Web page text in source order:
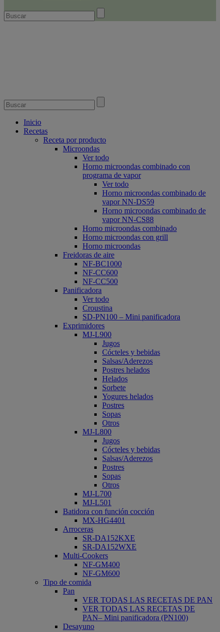
Inicio
Recetas
Receta por producto
Microondas
Ver todo
Horno microondas combinado con
programa de vapor
Ver todo
Horno microondas combinado de
vapor NN-DS59
Horno microondas combinado de
vapor NN-CS88
Horno microondas combinado
Horno microondas con grill
Horno microondas
Freidoras de aire
NF-BC1000
NF-CC600
NF-CC500
Panificadora
Ver todo
Croustina
SD-PN100 – Mini panificadora
Exprimidores
MJ-L900
Jugos
Cócteles y bebidas
Salsas/Aderezos
Postres helados
Helados
Sorbete
Yogures helados
Postres
Sopas
Otros
MJ-L800
Jugos
Cócteles y bebidas
Salsas/Aderezos
Postres
Sopas
Otros
MJ-L700
MJ-L501
Batidora con función cocción
MX-HG4401
Arroceras
SR-DA152KXE
SR-DA152WXE
Multi-Cookers
NF-GM400
NF-GM600
Tipo de comida
Pan
VER TODAS LAS RECETAS DE PAN
VER TODAS LAS RECETAS DE
PAN– Mini panificadora (PN100)
Desayuno